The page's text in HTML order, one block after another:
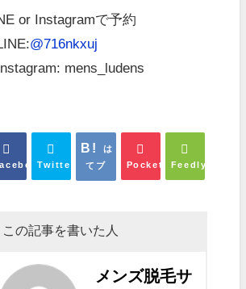
or Instagramで予約
@716nkxuj
mens_ludens
Twitter
は
てブ
Pocket Feedly
この記事を書いた人
メンズ脱毛サ